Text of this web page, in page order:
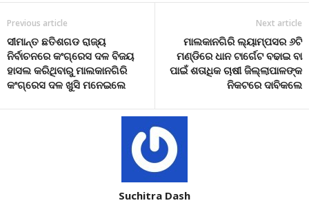
Previous article
ସୀମାନ୍ତ ଛତିଶଗଡ ରାଜ୍ୟ
ନିର୍ବାଚନରେ କଂଗ୍ରେସ ଦଳ ବିଜୟ
ହାସଲ କରିଥିବାରୁ ମାଲକାନଗିରି
କଂଗ୍ରେସ ଦଳ ଖୁସି ମନେଇଲେ
Next article
ମାଲକାନଗିରି ଲ୍ୟାମ୍ପସର ୬ଟି
ମଣ୍ଡିରେ ଧାନ ଟାର୍ଗେଟ ବଢାଇ ବା
ପାଇଁ ଶତାଧିକ ଚାଷୀ ଜିଲ୍ଲାପାଳଙ୍କ
ନିକଟରେ ଦାବିକଲେ
Suchitra Dash